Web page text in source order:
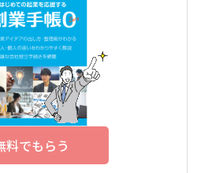
料でもらう